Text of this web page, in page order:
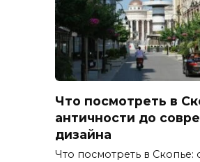
Что посмотреть в
античности до
дизайна
Что посмотреть в Скопье: